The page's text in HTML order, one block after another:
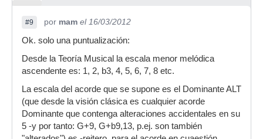
#9 por mam el 16/03/2012
Ok. solo una puntualización:
Desde la Teoría Musical la escala menor melódica
ascendente es: 1, 2, b3, 4, 5, 6, 7, 8 etc.
La escala del acorde que se supone es el Dominante ALT
(que desde la visión clásica es cualquier acorde
Dominante que contenga alteraciones accidentales en su
5 -y por tanto: G+9, G+b9,13, p.ej. son también